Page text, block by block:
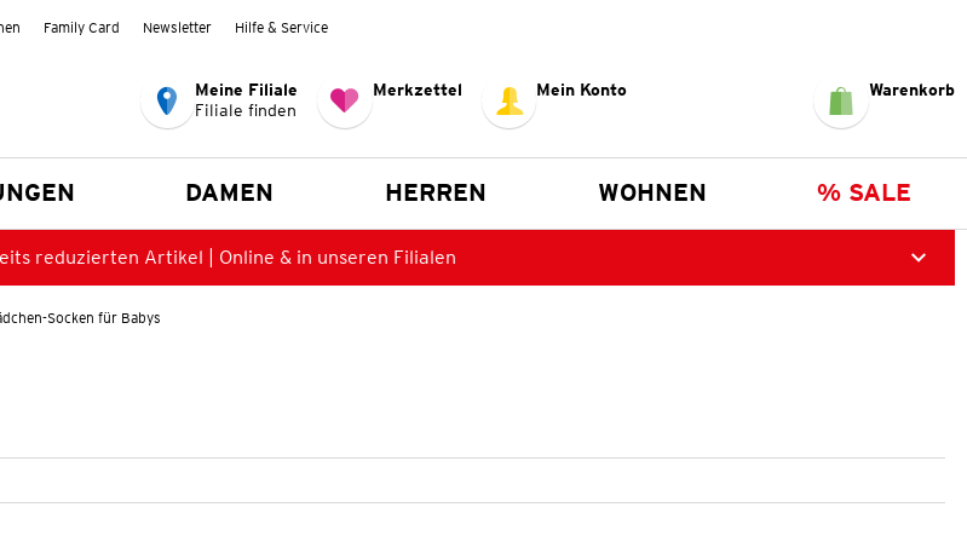
Family Card Newsletter Hilfe & Service
Meine Filiale
Filiale finden
Merkzettel Mein Konto Warenkorb
DAMEN HERREN WOHNEN % SALE
reduzierten Artikel | Online & in unseren Filialen
Socken für Babys